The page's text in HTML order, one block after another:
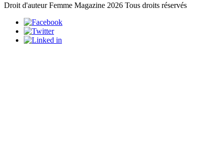
Droit d'auteur Femme Magazine 2026 Tous droits réservés